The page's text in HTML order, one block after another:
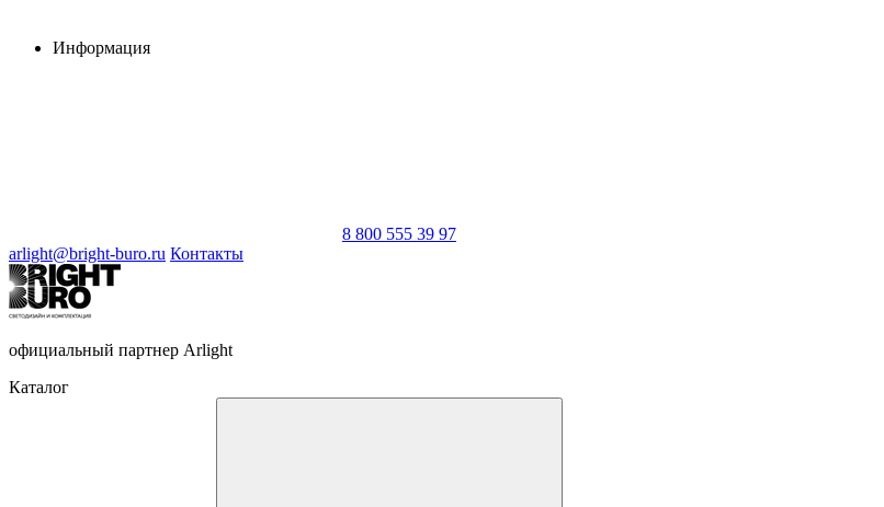
Информация
8 800 555 39 97
arlight@bright-buro.ru Контакты
официальный партнер Arlight
Каталог